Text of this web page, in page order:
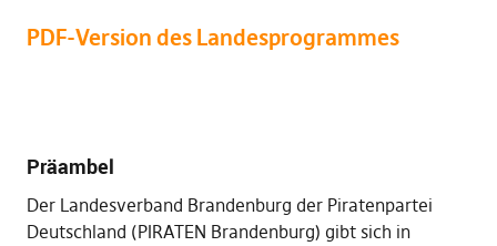
PDF-Version des Landesprogrammes
Präambel
Der Landesverband Brandenburg der Piratenpartei
Deutschland (PIRATEN Brandenburg) gibt sich in